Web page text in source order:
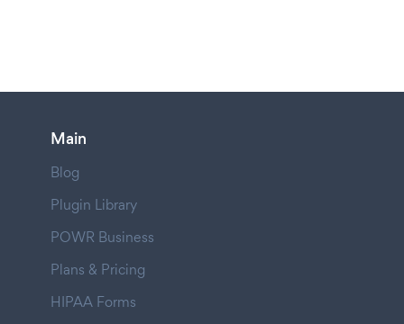
Main
Blog
Plugin Library
POWR Business
Plans & Pricing
HIPAA Forms